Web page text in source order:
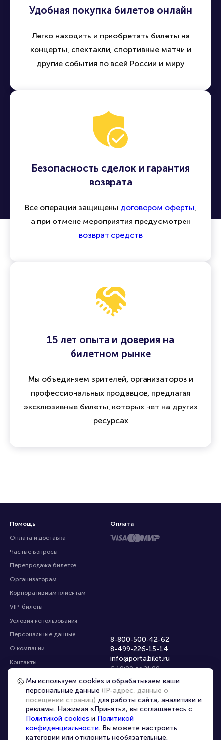
Удобная покупка билетов онлайн
Легко находить и приобретать билеты на
концерты, спектакли, спортивные матчи и
другие события по всей России и миру
Безопасность сделок и гарантия
возврата
Все операции защищены договором оферты,
а при отмене мероприятия предусмотрен
возврат средств
15 лет опыта и доверия на
билетном рынке
Мы объединяем зрителей, организаторов и
профессиональных продавцов, предлагая
эксклюзивные билеты, которых нет на других
ресурсах
Помощь
Оплата и доставка
Частые вопросы
Перепродажа билетов
Организаторам
Корпоративным клиентам
VIP-билеты
Условия использования
Персональные данные
О компании
Контакты
Управление cookies
8-800-500-42-62
8-499-226-15-14
info@portalbilet.ru
С 10:00 до 21:00,
Все площадки
Оплата
Главная Пенза
Мы используем cookies и обрабатываем ваши
персональные данные (IP-адрес, данные о
посещении страниц) для работы сайта, аналитики и
рекламы. Нажимая «Принять», вы соглашаетесь с
Политикой cookies и Политикой
конфиденциальности. Вы можете настроить
категории или отклонить необязательные.